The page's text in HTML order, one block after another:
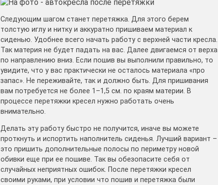
Следующим шагом станет перетяжка. Для этого берем
толстую иглу и нитку и аккуратно пришиваем материал к
сиденью. Удобнее всего начать работу с верхней части кресла.
Так материя не будет падать на вас. Далее двигаемся от верха
по направлению вниз. Если пошив вы выполнили правильно, то
увидите, что у вас практически не осталось материала «про
запас». Не переживайте, так и должно быть. Для пришивания
вам потребуется не более 1–1,5 см. по краям материи. В
процессе перетяжки кресел нужно работать очень
внимательно.
Делать эту работу быстро не получится, иначе вы можете
проткнуть и испортить наполнитель сиденья. Лучший вариант –
это пришить дополнительные полосы по периметру новой
обивки еще при ее пошиве. Так вы обезопасите себя от
случайных неприятных ошибок. После перетяжки кресел
своими руками, при условии что пошив и перетяжка были